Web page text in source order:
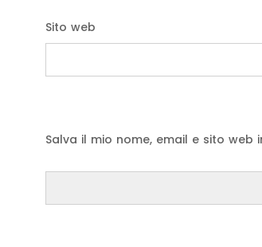
Sito web
Salva il mio nome, email e sito